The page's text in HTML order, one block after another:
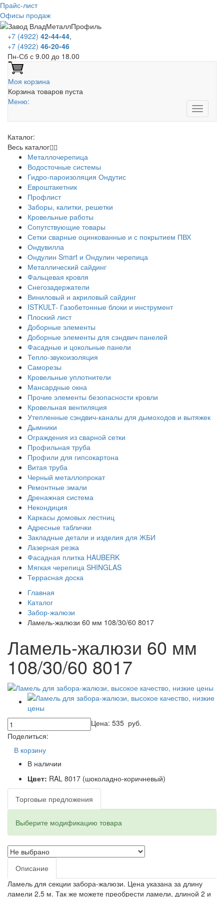
Прайс-лист
Офисы продаж
+7 (4922) 42-44-44,
+7 (4922) 46-20-46
Пн-Сб с 9.00 до 18.00
Моя корзина
Корзина товаров пуста
Меню:
Каталог:
Весь каталог
Металлочерепица
Водосточные системы
Гидро-пароизоляция Ондутис
Евроштакетник
Профлист
Заборы, калитки, решетки
Кровельные работы
Сопутствующие товары
Сетки сварные оцинкованные и с покрытием ПВХ
Ондувилла
Ондулин Smart и Ондулин черепица
Металлический сайдинг
Фальцевая кровля
Снегозадержатели
Виниловый и акриловый сайдинг
ISTKULT- Газобетонные блоки и инструмент
Плоский лист
Доборные элементы
Доборные элементы для сэндвич панелей
Фасадные и цокольные панели
Тепло-звукоизоляция
Саморезы
Кровельные уплотнители
Мансардные окна
Прочие элементы безопасности кровли
Кровельная вентиляция
Утепленные сэндвич-каналы для дымоходов и вытяжек
Дымники
Ограждения из сварной сетки
Профильная труба
Профили для гипсокартона
Витая труба
Черный металлопрокат
Ремонтные эмали
Дренажная система
Некондиция
Каркасы домовых лестниц
Адресные таблички
Закладные детали и изделия для ЖБИ
Лазерная резка
Фасадная плитка HAUBERK
Мягкая черепица SHINGLAS
Террасная доска
Главная
Каталог
Забор-жалюзи
Ламель-жалюзи 60 мм 108/30/60 8017
Ламель-жалюзи 60 мм
108/30/60 8017
Цена: 535 руб.
Поделиться:
В корзину
В наличии
Цвет: RAL 8017 (шоколадно-коричневый)
Торговые предложения
Выберите модификацию товара
Описание
Ламель для секции забора-жалюзи. Цена указана за длину
ламели 2,5 м. Так же можете преобрести ламели, длиной 2 и